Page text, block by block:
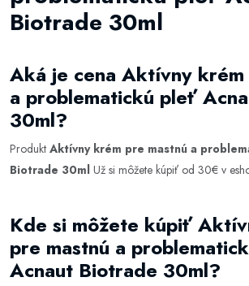
Biotrade 30ml
Aká je cena Aktívny krém
a problematickú pleť
30ml?
Produkt Aktívny krém pre mastnú a
Biotrade 30ml Už si môžete kúpiť od 30€ v
Kde si môžete kúpiť
pre mastnú a
Acnaut Biotrade 30ml?